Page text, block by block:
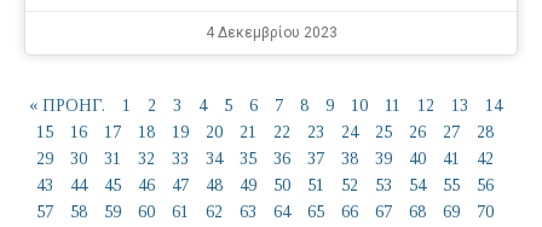
4 Δεκεμβρίου 2023
« ΠΡΟΗΓ. 1 2 3 4 5 6 7 8 9 10 11 12 13
14
15
16 17 18 19 20 21 22 23 24 25 26 27
28
29
30 31 32 33 34 35 36 37 38 39 40 41
42
43
44 45 46 47 48 49 50 51 52 53 54 55
56
57
58 59 60 61 62 63 64 65 66 67 68 69
70